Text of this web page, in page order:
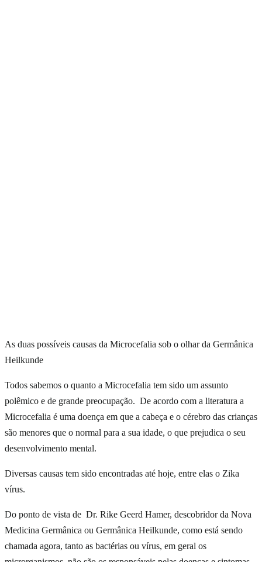
As duas possíveis causas da Microcefalia sob o olhar da Germânica
Heilkunde
Todos sabemos o quanto a Microcefalia tem sido um assunto
polêmico e de grande preocupação. De acordo com a literatura a
Microcefalia é uma doença em que a cabeça e o cérebro das crianças
são menores que o normal para a sua idade, o que prejudica o seu
desenvolvimento mental.
Diversas causas tem sido encontradas até hoje, entre elas o Zika
vírus.
Do ponto de vista de Dr. Rike Geerd Hamer, descobridor da Nova
Medicina Germânica ou Germânica Heilkunde, como está sendo
chamada agora, tanto as bactérias ou vírus, em geral os